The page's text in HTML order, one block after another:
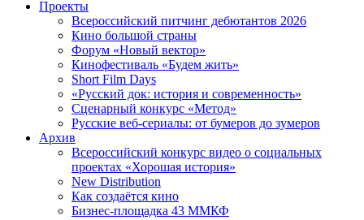
Проекты
Всероссийский питчинг дебютантов 2026
Кино большой страны
Форум «Новый вектор»
Кинофестиваль «Будем жить»
Short Film Days
«Русский док: история и современность»
Сценарный конкурс «Метод»
Русские веб-сериалы: от бумеров до зумеров
Архив
Всероссийский конкурс видео о социальных
проектах «Хорошая история»
New Distribution
Как создаётся кино
Бизнес-площадка 43 ММКФ